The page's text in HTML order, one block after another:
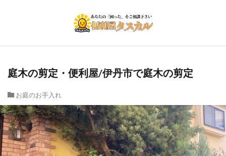
庭木の剪定・便利屋/伊丹市で庭木の剪定
お庭のお手入れ